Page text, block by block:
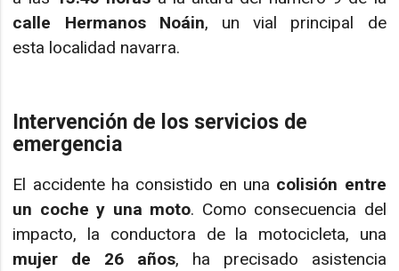
calle Hermanos Noáin, un vial principal de
esta localidad navarra.
Intervención de los servicios de
emergencia
El accidente ha consistido en una colisión entre
un coche y una moto. Como consecuencia del
impacto, la conductora de la motocicleta, una
mujer de 26 años, ha precisado asistencia